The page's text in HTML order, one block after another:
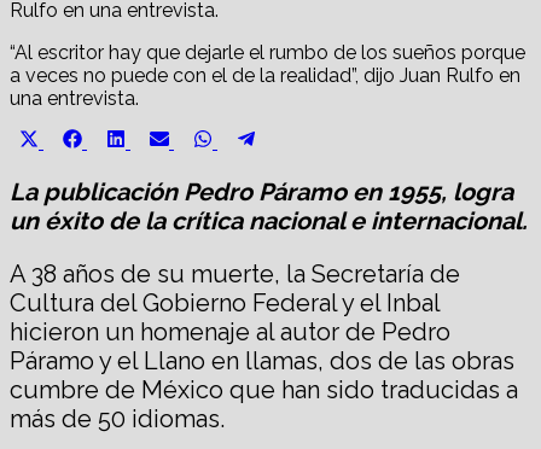
“Al escritor hay que dejarle el rumbo de los sueños porque
a veces no puede con el de la realidad”, dijo Juan Rulfo en
una entrevista.
Share
Share
Facebook
Share
LinkedIn
Share
Email
Share
WhatsApp
La publicación Pedro Páramo en 1955, logra
un éxito de la crítica nacional e internacional.
A 38 años de su muerte, la Secretaría de
Cultura del Gobierno Federal y el Inbal
hicieron un homenaje al autor de Pedro
Páramo y el Llano en llamas, dos de las obras
cumbre de México que han sido traducidas a
más de 50 idiomas.